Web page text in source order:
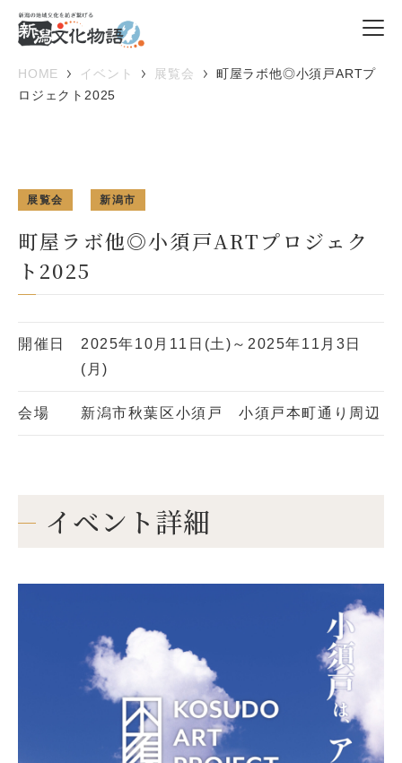
HOME イベント 展覧会
町屋ラボ他◎小須戸ARTプ
ロジェクト2025
展覧会 新潟市
町屋ラボ他◎小須戸ARTプロジェク
ト2025
開催日
2025年10月11日(土)～2025年11月3日
(月)
会場 新潟市秋葉区小須戸 小須戸本町通り周辺
イベント詳細